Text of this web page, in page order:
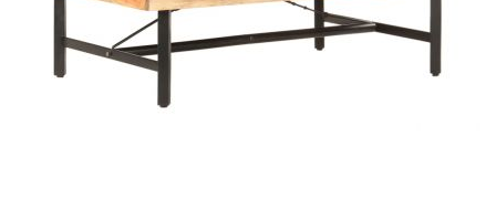
Материал: Акациево дърво масив с
естествен финиш, прахово боядисано желязо
Размери: 142 x 90 x 42 см (Ш x Д x В)
Дебелина на плота на масата: 5 см